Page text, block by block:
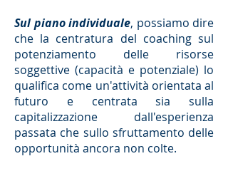
Sul piano individuale, possiamo dire
che la centratura del coaching sul
potenziamento delle risorse
soggettive (capacità e potenziale) lo
qualifica come un'attività orientata al
futuro e centrata sia sulla
capitalizzazione dall'esperienza
passata che sullo sfruttamento delle
opportunità ancora non colte.